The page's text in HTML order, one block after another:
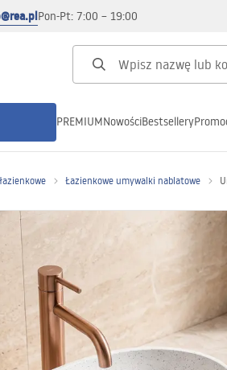
Pon-Pt: 7:00 – 19:00
PREMIUMNowościBestsellery
Łazienkowe umywalki nablatowe